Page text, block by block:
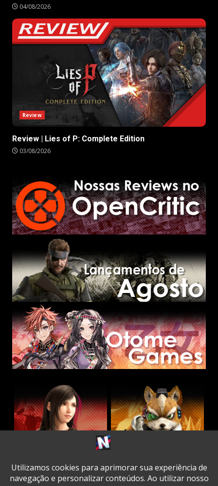
04/08/2026
Review
Review | Lies of P: Complete Edition
03/08/2026